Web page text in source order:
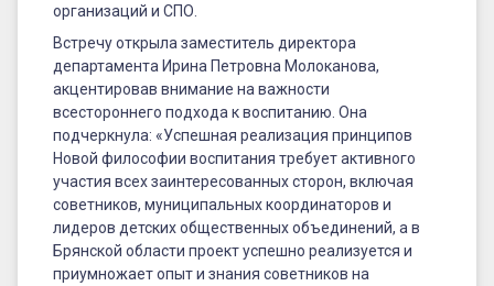
воспитанию,
муниципальными
координаторами
Всероссийского
проекта
«Навигаторы
детства»
организаций и СПО.
Встречу открыла заместитель директора
департамента Ирина Петровна Молоканова,
акцентировав внимание на важности
всестороннего подхода к воспитанию. Она
подчеркнула: «Успешная реализация принципов
Новой философии воспитания требует активного
участия всех заинтересованных сторон, включая
советников, муниципальных координаторов и
лидеров детских общественных объединений, а в
Брянской области проект успешно реализуется и
приумножает опыт и знания советников на